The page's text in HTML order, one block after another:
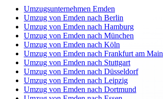
Umzugsunternehmen Emden
Umzug von Emden nach Berlin
Umzug von Emden nach Hamburg
Umzug von Emden nach München
Umzug von Emden nach Köln
Umzug von Emden nach Frankfurt am Main
Umzug von Emden nach Stuttgart
Umzug von Emden nach Düsseldorf
Umzug von Emden nach Leipzig
Umzug von Emden nach Dortmund